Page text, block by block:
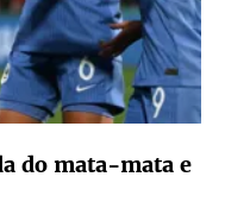
do mata-mata e